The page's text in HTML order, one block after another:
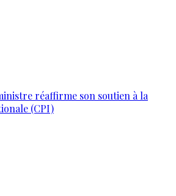
réaffirme son soutien à la
(CPI)